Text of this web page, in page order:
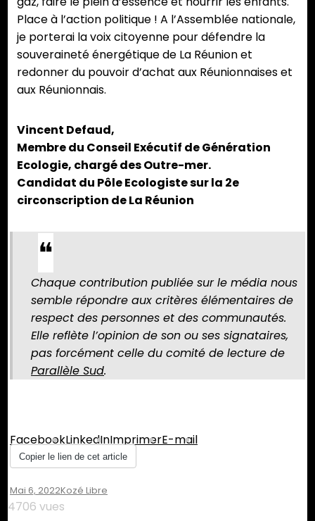
Place à l’action politique ! A l’Assemblée nationale,
je porterai la voix citoyenne pour défendre la
souveraineté énergétique de La Réunion et
redonner du pouvoir d’achat aux Réunionnaises et
aux Réunionnais.
Vincent Defaud,
Membre du Conseil Exécutif de Génération
Ecologie, chargé des Outre-mer.
Candidat du Pôle Ecologiste sur la 2e
circonscription de La Réunion
Chaque contribution publiée sur le média nous
semble répondre aux critères élémentaires de
respect des personnes et des communautés.
Elle reflète l’opinion de son ou ses signataires,
pas forcément celle du comité de lecture de
Parallèle Sud.
FacebookLinkedInImprimerE-mail
Copier le lien de cet article
Mai 6, 2022Kozé Libre
4706 vues